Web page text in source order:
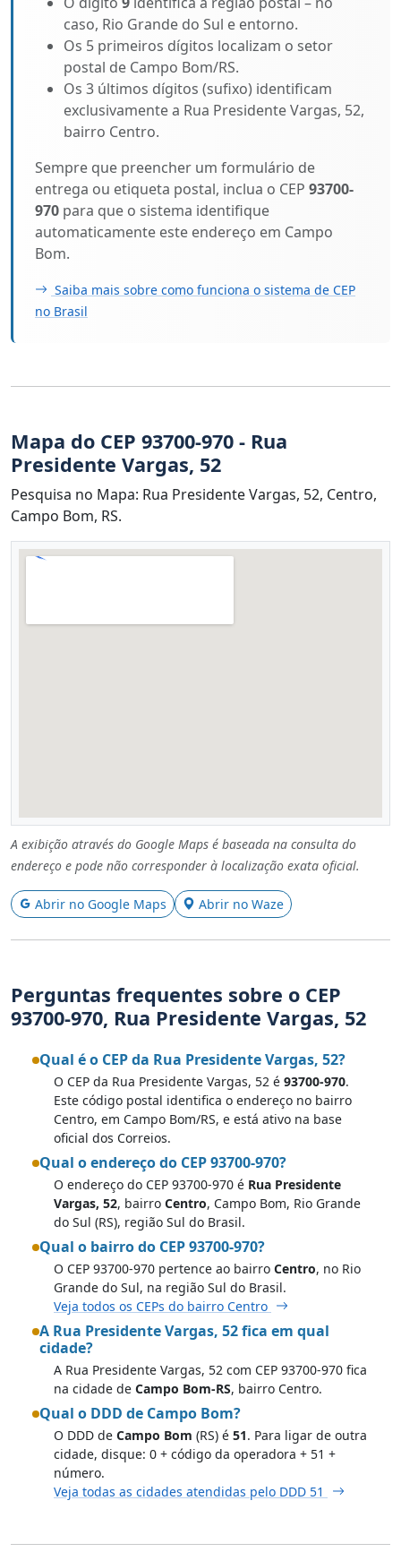
caso, Rio Grande do Sul e entorno.
Os 5 primeiros dígitos localizam o setor
postal de Campo Bom/RS.
Os 3 últimos dígitos (sufixo) identificam
exclusivamente a Rua Presidente Vargas, 52,
bairro Centro.
Sempre que preencher um formulário de
entrega ou etiqueta postal, inclua o CEP 93700-
970 para que o sistema identifique
automaticamente este endereço em Campo
Bom.
Saiba mais sobre como funciona o sistema de CEP
no Brasil
Mapa do CEP 93700-970 - Rua
Presidente Vargas, 52
Pesquisa no Mapa: Rua Presidente Vargas, 52, Centro,
Campo Bom, RS.
A exibição através do Google Maps é baseada na consulta do
endereço e pode não corresponder à localização exata oficial.
Abrir no Google Maps Abrir no Waze
Perguntas frequentes sobre o CEP
93700-970, Rua Presidente Vargas, 52
Qual é o CEP da Rua Presidente Vargas, 52?
O CEP da Rua Presidente Vargas, 52 é 93700-970.
Este código postal identifica o endereço no bairro
Centro, em Campo Bom/RS, e está ativo na base
oficial dos Correios.
Qual o endereço do CEP 93700-970?
O endereço do CEP 93700-970 é Rua Presidente
Vargas, 52, bairro Centro, Campo Bom, Rio Grande
do Sul (RS), região Sul do Brasil.
Qual o bairro do CEP 93700-970?
O CEP 93700-970 pertence ao bairro Centro, no Rio
Grande do Sul, na região Sul do Brasil.
Veja todos os CEPs do bairro Centro
A Rua Presidente Vargas, 52 fica em qual
cidade?
A Rua Presidente Vargas, 52 com CEP 93700-970 fica
na cidade de Campo Bom-RS, bairro Centro.
Qual o DDD de Campo Bom?
O DDD de Campo Bom (RS) é 51. Para ligar de outra
cidade, disque: 0 + código da operadora + 51 +
número.
Veja todas as cidades atendidas pelo DDD 51